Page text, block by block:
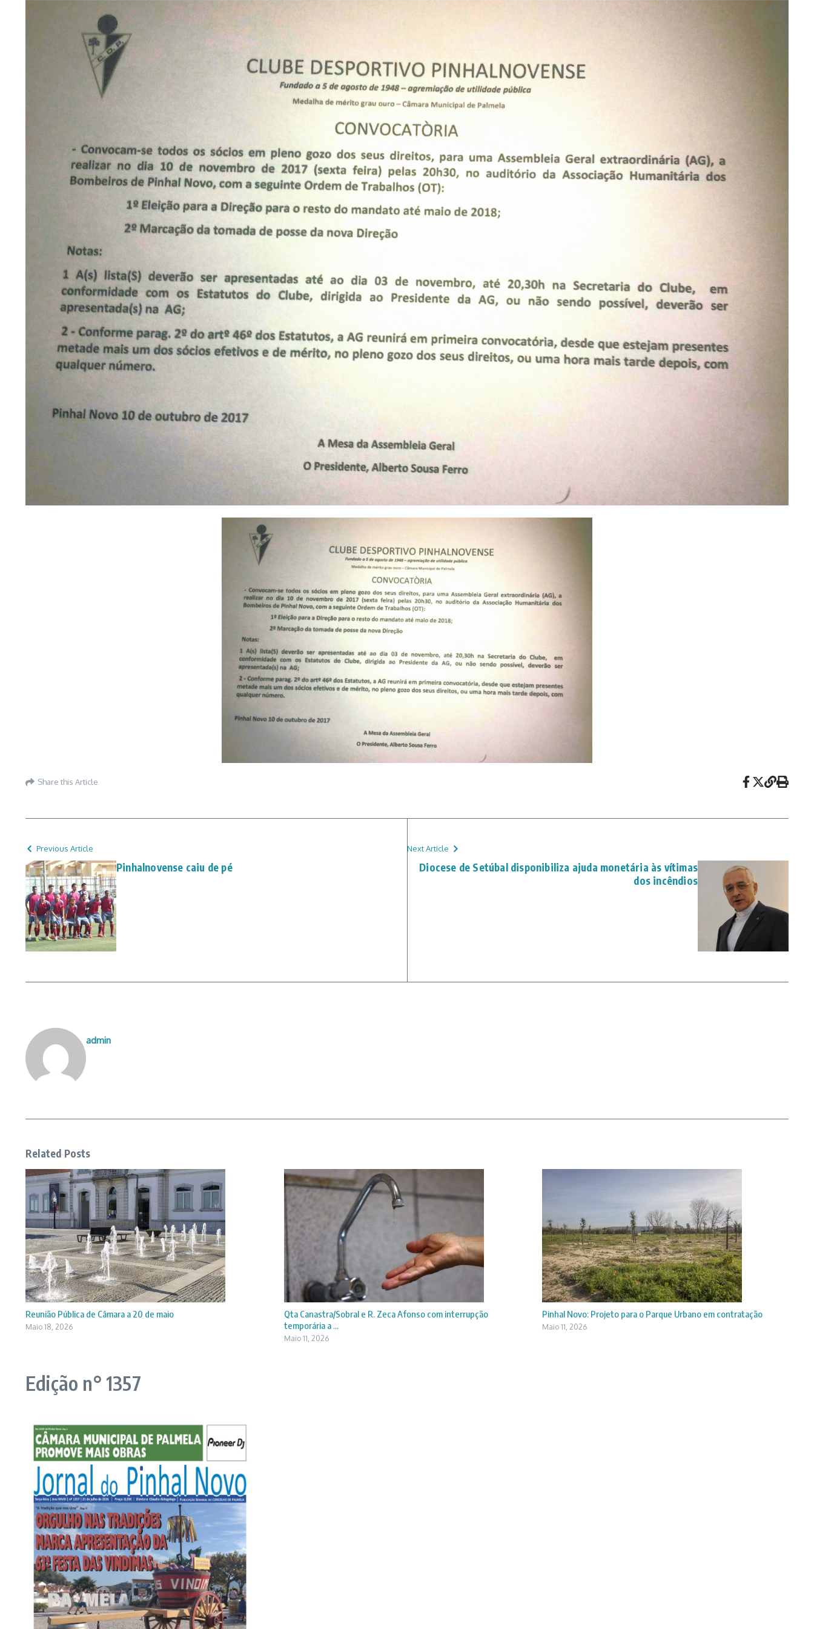
Share this Article
Previous Article
Pinhalnovense caiu de pé
Next Article
Diocese de Setúbal disponibiliza ajuda monetária às vítimas
dos incêndios
admin
Related Posts
Reunião Pública de Câmara a 20 de maio
Maio 18, 2026
Qta Canastra/Sobral e R. Zeca Afonso com interrupção
temporária a ...
Maio 11, 2026
Pinhal Novo: Projeto para o Parque Urbano em contratação
Maio 11, 2026
Edição n° 1357